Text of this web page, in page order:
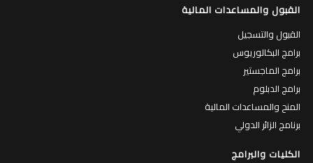
القبول والمساعدات المالية
القبول والتسجيل
برامج البكالوريوس
برامج الماجستير
برامج الدبلوم
المنح والمساعدات المالية
برنامج الزائر الدولي
الكليات والبرامج